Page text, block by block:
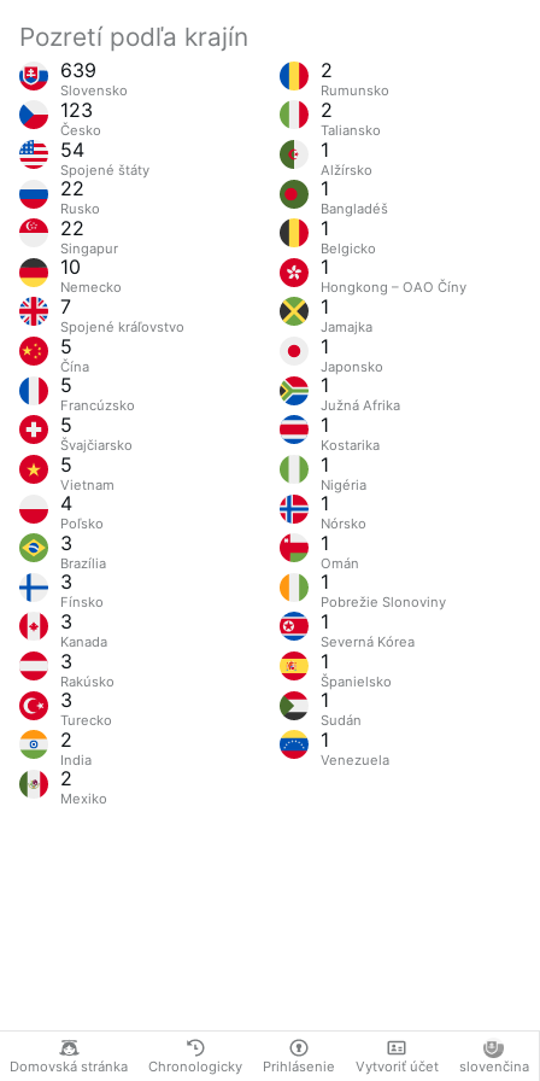
Domovská stránka Chronologicky Prihlásenie Vytvoriť účet slovenčina
Pozretí podľa krajín
639
Slovensko
123
Česko
54
Spojené štáty
22
Rusko
22
Singapur
10
Nemecko
7
Spojené kráľovstvo
5
Čína
5
Francúzsko
5
Švajčiarsko
5
Vietnam
4
Poľsko
3
Brazília
3
Fínsko
3
Kanada
3
Rakúsko
3
Turecko
2
India
2
Mexiko
2
Rumunsko
2
Taliansko
1
Alžírsko
1
Bangladéš
1
Belgicko
1
Hongkong – OAO Číny
1
Jamajka
1
Japonsko
1
Južná Afrika
1
Kostarika
1
Nigéria
1
Nórsko
1
Omán
1
Pobrežie Slonoviny
1
Severná Kórea
1
Španielsko
1
Sudán
1
Venezuela